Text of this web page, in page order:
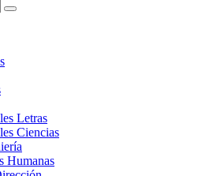
Letras
Ciencias
Humanas